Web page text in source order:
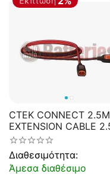
CTEK CONNECT 2.5M
EXTENSION CABLE
extension cable,
compatible with current
CTEK chargers up to
Διαθεσιμότητα:
Άμεσα διαθέσιμο